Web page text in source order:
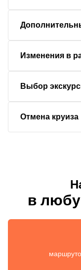
Изменения в
Выбор
Отмена круиза
в